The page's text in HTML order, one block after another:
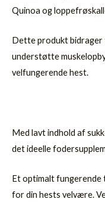
Quinoa og
Dette produkt bidrager
understøtte
velfungerende hest.
Med lavt indhold af
det ideelle
Et optimalt fungerende
for din hests velvære.